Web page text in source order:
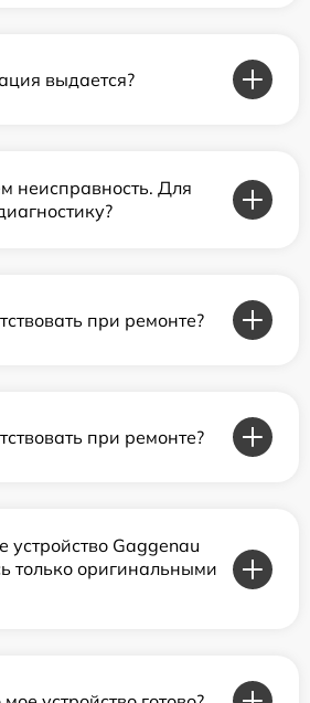
выдается?
неисправность. Для
при ремонте?
при ремонте?
устройство Gaggenau
только оригинальными